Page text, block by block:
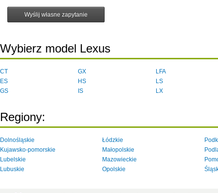
Wybierz model Lexus
CT
ES
GS
GX
HS
IS
LFA
LS
LX
Regiony:
Dolnośląskie
Kujawsko-pomorskie
Lubelskie
Lubuskie
Łódzkie
Małopolskie
Mazowieckie
Opolskie